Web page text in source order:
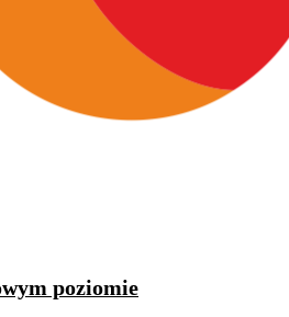
poziomie